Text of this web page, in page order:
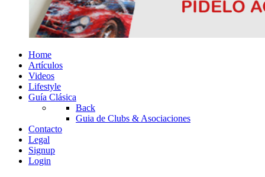
Home
Artículos
Videos
Lifestyle
Guía Clásica
Back
Guia de Clubs & Asociaciones
Contacto
Legal
Signup
Login